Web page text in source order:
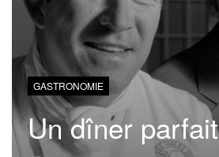
GASTRONOMIE
Un dîner parfait